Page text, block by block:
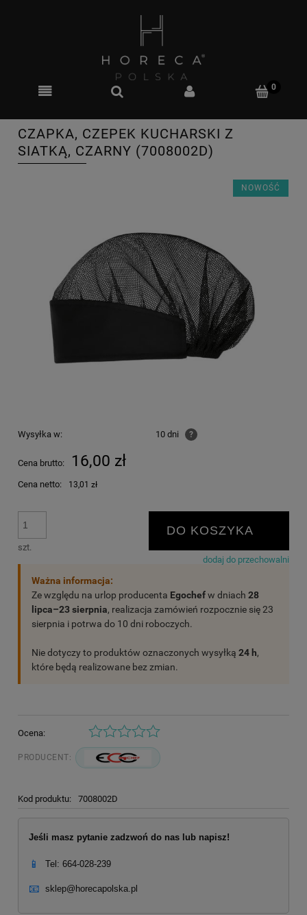
CZAPKA, CZEPEK KUCHARSKI Z
SIATKĄ, CZARNY (7008002D)
NOWOŚĆ
Wysyłka w: 10 dni ?
Cena brutto: 16,00 zł
Cena netto: 13,01 zł
szt.
DO KOSZYKA
dodaj do przechowalni
Ważna informacja:
Ze względu na urlop producenta Egochefw dniach 28
lipca–23 sierpnia, realizacja zamówień rozpocznie się 23
sierpnia i potrwa do 10 dni roboczych.
Nie dotyczy to produktów oznaczonych wysyłką 24 h,
które będą realizowane bez zmian.
Ocena:
PRODUCENT:
Kod produktu: 7008002D
Jeśli masz pytanie zadzwoń do nas lub napisz!
📱 Tel: 664-028-239
📧 sklep@horecapolska.pl